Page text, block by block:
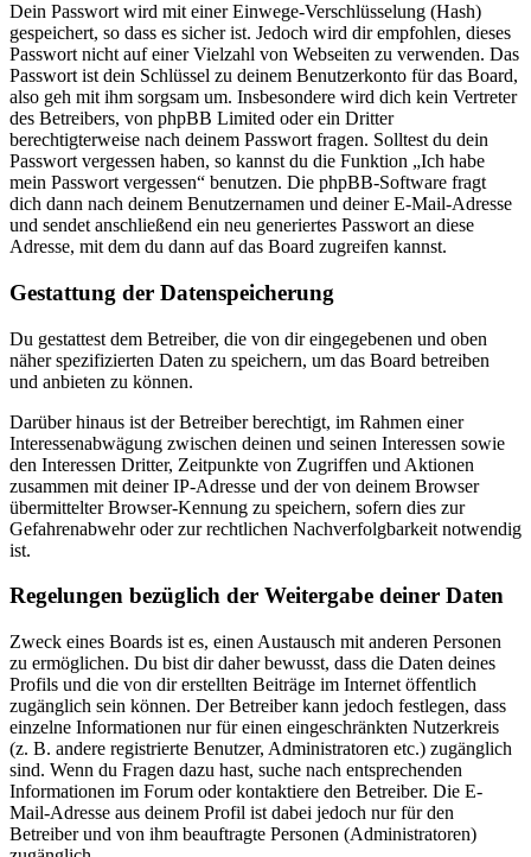
Dein Passwort wird mit einer Einwege-Verschlüsselung (Hash)
gespeichert, so dass es sicher ist. Jedoch wird dir empfohlen, dieses
Passwort nicht auf einer Vielzahl von Webseiten zu verwenden. Das
Passwort ist dein Schlüssel zu deinem Benutzerkonto für das Board,
also geh mit ihm sorgsam um. Insbesondere wird dich kein Vertreter
des Betreibers, von phpBB Limited oder ein Dritter
berechtigterweise nach deinem Passwort fragen. Solltest du dein
Passwort vergessen haben, so kannst du die Funktion „Ich habe
mein Passwort vergessen“ benutzen. Die phpBB-Software fragt
dich dann nach deinem Benutzernamen und deiner E-Mail-Adresse
und sendet anschließend ein neu generiertes Passwort an diese
Adresse, mit dem du dann auf das Board zugreifen kannst.
Gestattung der Datenspeicherung
Du gestattest dem Betreiber, die von dir eingegebenen und oben
näher spezifizierten Daten zu speichern, um das Board betreiben
und anbieten zu können.
Darüber hinaus ist der Betreiber berechtigt, im Rahmen einer
Interessenabwägung zwischen deinen und seinen Interessen sowie
den Interessen Dritter, Zeitpunkte von Zugriffen und Aktionen
zusammen mit deiner IP-Adresse und der von deinem Browser
übermittelter Browser-Kennung zu speichern, sofern dies zur
Gefahrenabwehr oder zur rechtlichen Nachverfolgbarkeit notwendig
ist.
Regelungen bezüglich der Weitergabe deiner Daten
Zweck eines Boards ist es, einen Austausch mit anderen Personen
zu ermöglichen. Du bist dir daher bewusst, dass die Daten deines
Profils und die von dir erstellten Beiträge im Internet öffentlich
zugänglich sein können. Der Betreiber kann jedoch festlegen, dass
einzelne Informationen nur für einen eingeschränkten Nutzerkreis
(z. B. andere registrierte Benutzer, Administratoren etc.) zugänglich
sind. Wenn du Fragen dazu hast, suche nach entsprechenden
Informationen im Forum oder kontaktiere den Betreiber. Die E-
Mail-Adresse aus deinem Profil ist dabei jedoch nur für den
Betreiber und von ihm beauftragte Personen (Administratoren)